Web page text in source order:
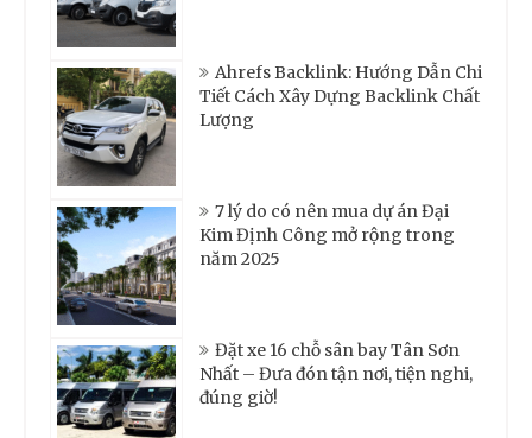
Ahrefs Backlink: Hướng Dẫn Chi
Tiết Cách Xây Dựng Backlink Chất
Lượng
7 lý do có nên mua dự án Đại
Kim Định Công mở rộng trong
năm 2025
Đặt xe 16 chỗ sân bay Tân Sơn
Nhất – Đưa đón tận nơi, tiện nghi,
đúng giờ!